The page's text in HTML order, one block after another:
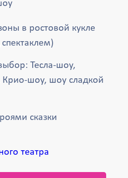
в ростовой кукле
Тесла-шоу,
шоу, шоу сладкой
сказки
театра